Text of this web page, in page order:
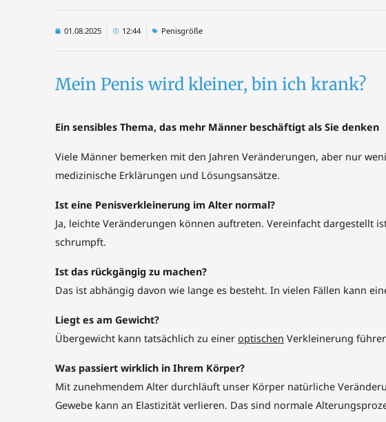
01.08.2025 12:44 Penisgröße
Mein Penis wird kleiner, bin ich krank?
Ein sensibles Thema, das mehr Männer beschäftigt als Sie denken
Viele Männer bemerken mit den Jahren Veränderungen, aber nur
medizinische Erklärungen und Lösungsansätze.
Ist eine Penisverkleinerung im Alter normal?
Ja, leichte Veränderungen können auftreten. Vereinfacht dargestellt
schrumpft.
Ist das rückgängig zu machen?
Das ist abhängig davon wie lange es besteht. In vielen Fällen kann
Liegt es am Gewicht?
Übergewicht kann tatsächlich zu einer optischen Verkleinerung
Was passiert wirklich in Ihrem Körper?
Mit zunehmendem Alter durchläuft unser Körper natürliche
Gewebe kann an Elastizität verlieren. Das sind normale